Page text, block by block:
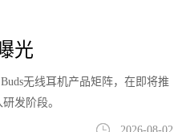
光
无线耳机产品矩阵，在即将推
发阶段。